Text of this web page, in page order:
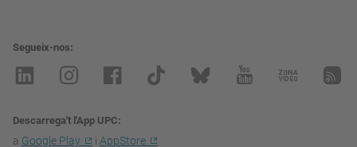
Segueix-nos
Descarrega't l'App UPC
a Google Play i AppStore